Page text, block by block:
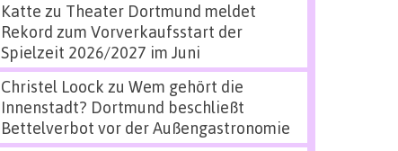
Katte zu Theater Dortmund meldet
Rekord zum Vorverkaufsstart der
Spielzeit 2026/2027 im Juni
Christel Loock zu Wem gehört die
Innenstadt? Dortmund beschließt
Bettelverbot vor der Außengastronomie